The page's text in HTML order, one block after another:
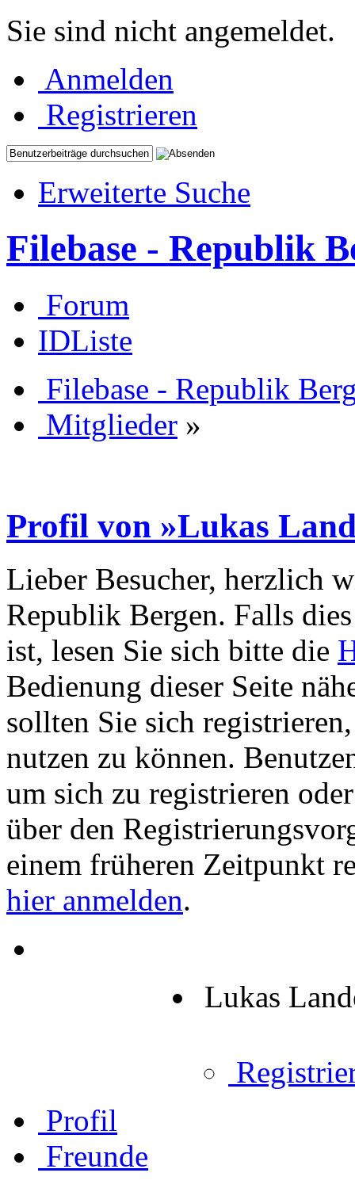
Sie sind nicht angemeldet.
Anmelden
Registrieren
Erweiterte Suche
Filebase - Republik
Forum
IDListe
Filebase - Republik
Mitglieder »
Profil von »Lukas
Lieber Besucher, herzlich
Republik Bergen. Falls
ist, lesen Sie sich bitte die
Bedienung dieser Seite
sollten Sie sich
nutzen zu können.
um sich zu registrieren
über den
einem früheren Zeitpunkt
hier anmelden.
Lukas
Profil
Freunde